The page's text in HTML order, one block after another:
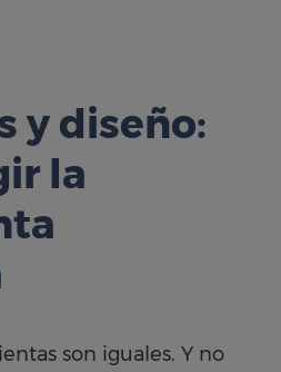
y diseño:
la
son iguales. Y no